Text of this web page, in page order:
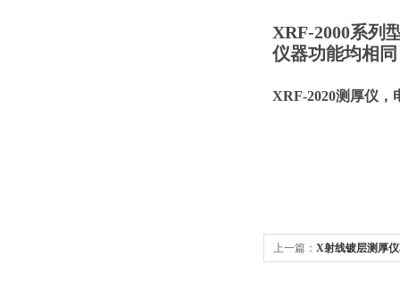
XRF-2000系列
仪器功能均相同
XRF-2020测厚仪
上一篇： X射线镀层测厚